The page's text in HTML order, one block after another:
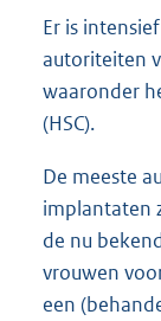
Er is
autoriteiten
waaronder
(HSC).
De meeste
implantaten
de nu
vrouwen
een